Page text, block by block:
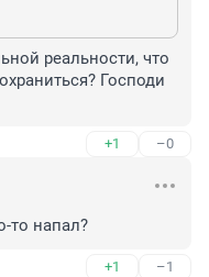
реальности, что
Господи
+1 –0
то напал?
+1 –1